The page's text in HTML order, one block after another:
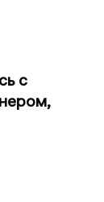
с